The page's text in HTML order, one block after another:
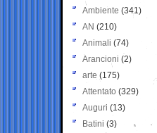
Ambiente (341)
AN (210)
Animali (74)
Arancioni (2)
arte (175)
Attentato (329)
Auguri (13)
Batini (3)